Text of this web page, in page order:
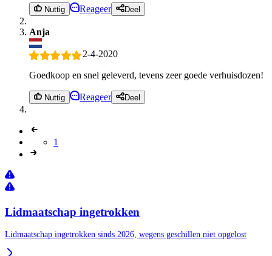
Nuttig Reageer Deel
Anja
2-4-2020
Goedkoop en snel geleverd, tevens zeer goede verhuisdozen!
Nuttig Reageer Deel
1
Lidmaatschap ingetrokken
Lidmaatschap ingetrokken sinds 2026, wegens geschillen niet opgelost